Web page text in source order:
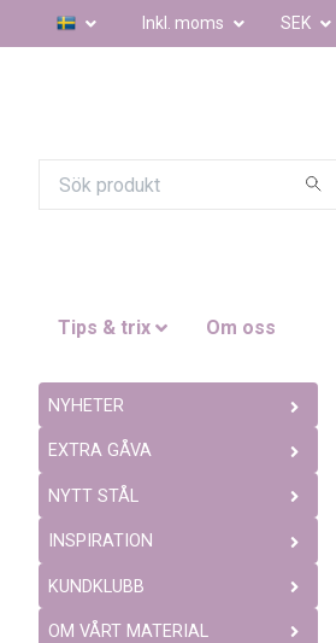
Inkl. moms SEK
Tips & trix Om oss
NYHETER
EXTRA GÅVA
NYTT STÅL
INSPIRATION
KUNDKLUBB
OM VÅRT MATERIAL